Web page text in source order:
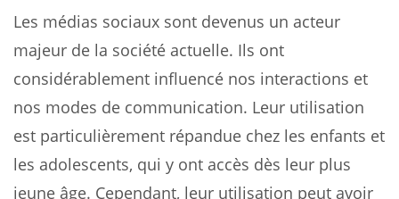
Les médias sociaux sont devenus un acteur
majeur de la société actuelle. Ils ont
considérablement influencé nos interactions et
nos modes de communication. Leur utilisation
est particulièrement répandue chez les enfants et
les adolescents, qui y ont accès dès leur plus
jeune âge. Cependant, leur utilisation peut avoir